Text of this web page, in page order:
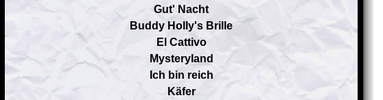
Gut' Nacht
Buddy Holly's Brille
El Cattivo
Mysteryland
Ich bin reich
Käfer